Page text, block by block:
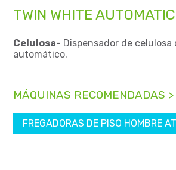
TWIN WHITE
Celulosa- Dispensador de celulosa
automático.
MÁQUINAS RECOMENDADAS >
FREGADORAS DE PISO HOMBRE